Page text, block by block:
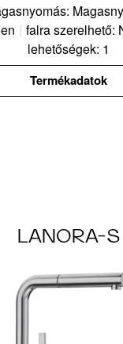
| falra szerelhető:
lehetőségek: 1
Termékadatok
LANORA-S